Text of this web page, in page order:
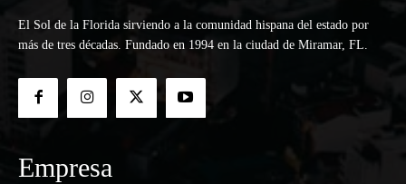
El Sol de la Florida sirviendo a la comunidad hispana del estado por
más de tres décadas. Fundado en 1994 en la ciudad de Miramar, FL.
Empresa